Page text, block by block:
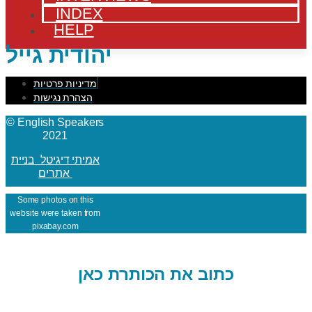
INDEX
HELP
יהודית גייל
מדיניות פרטיות
הצהרת נגישות
© English Speakers
2021
אמיתי דיגיטל בניית
אתרים
Some photos on this
website were taken from
pixabay.com
כתוב את הכותרת כאן